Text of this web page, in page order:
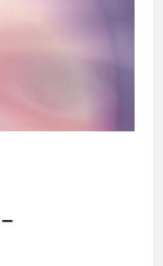
Kancelarya